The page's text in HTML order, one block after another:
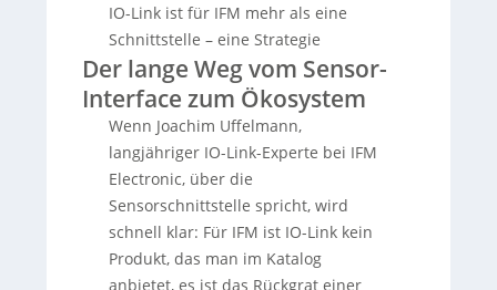
alle Feldbussysteme abzudecken und die
Entwicklung auf die eigentliche
Messaufgabe statt auf Busvarianten zu
fokussieren. Dazu kommt eine konsequente
interne Standardisierung der Bedien- und
Parameterlogik über alle Produktbereiche
hinweg. Grenzen sieht IFM bei
datenintensiven Anwendungen wie3D-
Kameras: IO-Link eignet sich nicht für
Bilddaten, höchstens für die Übertragung
von Auswertungsergebnissen. Dass IO-Link
wenig eingesetzt wird, führt Uffelmann auf
IO-Link ist für IFM mehr als eine
Schnittstelle – eine Strategie
Der lange Weg vom Sensor-
Interface zum Ökosystem
Wenn Joachim Uffelmann,
langjähriger IO-Link-Experte bei IFM
Electronic, über die
Sensorschnittstelle spricht, wird
schnell klar: Für IFM ist IO-Link kein
Produkt, das man im Katalog
anbietet, es ist das Rückgrat einer